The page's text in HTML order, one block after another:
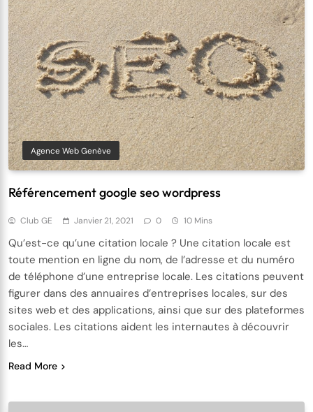
Agence Web Genève
Référencement google seo wordpress
Club GE Janvier 21, 2021 0 10 Mins
Qu’est-ce qu’une citation locale ? Une citation locale est
toute mention en ligne du nom, de l’adresse et du numéro
de téléphone d’une entreprise locale. Les citations peuvent
figurer dans des annuaires d’entreprises locales, sur des
sites web et des applications, ainsi que sur des plateformes
sociales. Les citations aident les internautes à découvrir
les…
Read More